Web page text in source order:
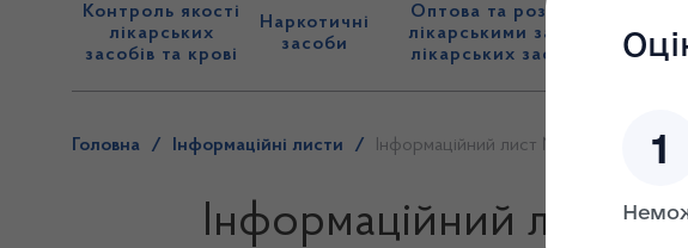
Контроль якості
лікарських
засобів та крові
Наркотичні
засоби
Оптова та роздрібна
лікарськими засобами,
лікарських засобів (крім
Головна / Інформаційні листи / Інформаційний лист №25-01-1/02/
Інформаційний лист